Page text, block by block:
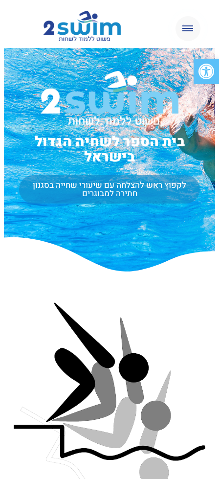
פתח סרגל נגישות
בית הספר לשחיה הגדול
בישראל
לקפוץ ראש להצלחה עם שיעורי שחייה בסגנון
חתירה למבוגרים